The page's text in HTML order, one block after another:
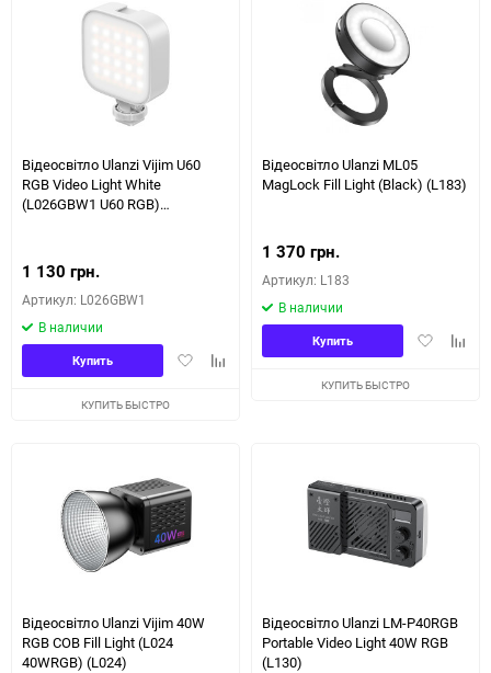
Відеосвітло Ulanzi Vijim U60
RGB Video Light White
(L026GBW1 U60 RGB)
1 130 грн.
Артикул: L026GBW1
В наличии
ДобавитьДобавить
Купить
КУПИТЬ БЫСТРО
Відеосвітло Ulanzi ML05
MagLock Fill Light (Black) (L183)
1 370 грн.
Артикул: L183
В наличии
Добавить
Купить
КУПИТЬ БЫСТРО
Відеосвітло Ulanzi Vijim 40W
RGB COB Fill Light (L024
40WRGB) (L024)
Відеосвітло Ulanzi LM-P40RGB
Portable Video Light 40W RGB
(L130)